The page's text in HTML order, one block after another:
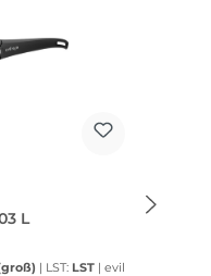
L
| LST: LST |